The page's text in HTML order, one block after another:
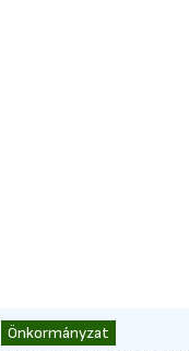
Önkormányzat